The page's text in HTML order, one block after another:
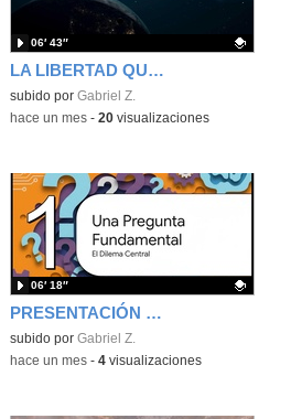
LA LIBERTAD QUE NOS LIBERA
Contenido educativo.
subido por Gabriel Z.
06′ 43″
-hace un mes- 20visualizaciones
PRESENTACIÓN 2º BACHILLERATO UD3
Contenido educativo.
subido por Gabriel Z.
06′ 18″
-hace un mes- 4visualizaciones